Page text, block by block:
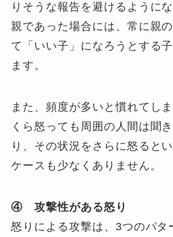
りそうな報告を避けるように
親であった場合には、常に親
て「いい子」になろうとする
ます。
また、頻度が多いと慣れてし
くら怒っても周囲の人間は聞
り、その状況をさらに怒ると
ケースも少なくありません。
④ 攻撃性がある怒り
怒りによる攻撃は、3つのパタ